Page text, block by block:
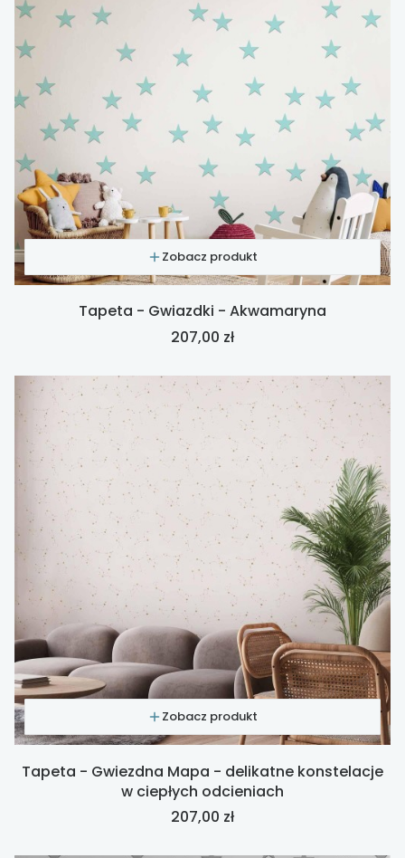
Zobacz produkt
Tapeta - Gwiazdki - Akwamaryna
Cena
207,00 zł
Zobacz produkt
Tapeta - Gwiezdna Mapa - delikatne konstelacje
w ciepłych odcieniach
Cena
207,00 zł